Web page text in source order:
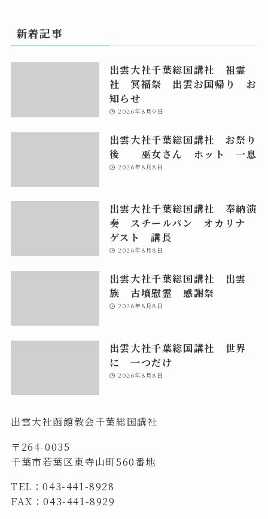
新着記事
出雲大社千葉総国講社 祖霊
社 冥福祭 出雲お国帰り お
知らせ
2026年8月9日
出雲大社千葉総国講社 お祭り
後 巫女さん ホット 一息
2026年8月8日
出雲大社千葉総国講社 奉納演
奏 スチールパン オカリナ
ゲスト 講長
2026年8月8日
出雲大社千葉総国講社 出雲
族 古墳慰霊 感謝祭
2026年8月8日
出雲大社千葉総国講社 世界
に 一つだけ
2026年8月8日
出雲大社函館教会千葉総国講社
〒264-0035
千葉市若葉区東寺山町560番地
TEL：043-441-8928
FAX：043-441-8929